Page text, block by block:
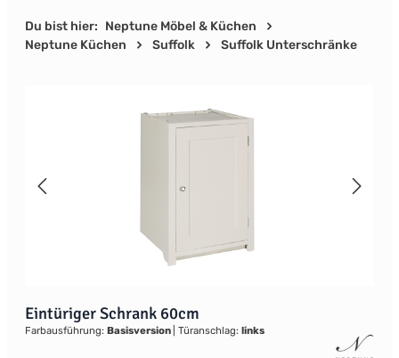
Du bist hier: Neptune Möbel & Küchen
Neptune Küchen
Suffolk Suffolk Unterschränke
Eintüriger Schrank 60cm
Farbausführung: Basisversion Türanschlag: links